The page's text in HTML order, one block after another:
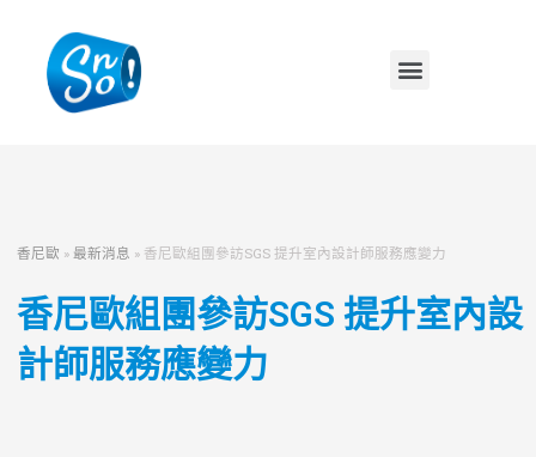
香尼歐 » 最新消息 » 香尼歐組團參訪SGS 提升室內設計師服務應變力
香尼歐組團參訪SGS 提升室內設
計師服務應變力